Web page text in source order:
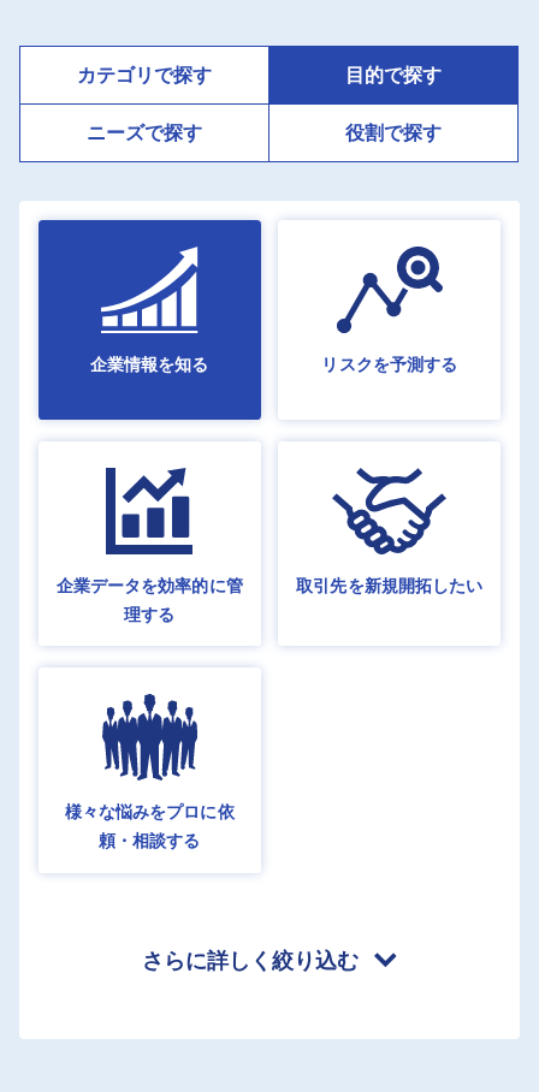
カテゴリで探す 目的で探す
ニーズで探す 役割で探す
企業情報を知る リスクを予測する
企業データを効率的に管
理する
取引先を新規開拓したい
様々な悩みをプロに依
頼・相談する
さらに詳しく絞り込む